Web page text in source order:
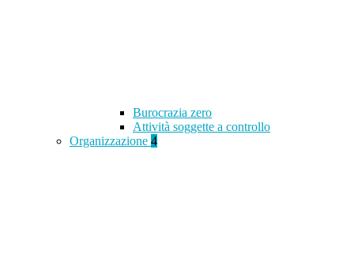
Burocrazia zero
Attività soggette a controllo
Organizzazione 4